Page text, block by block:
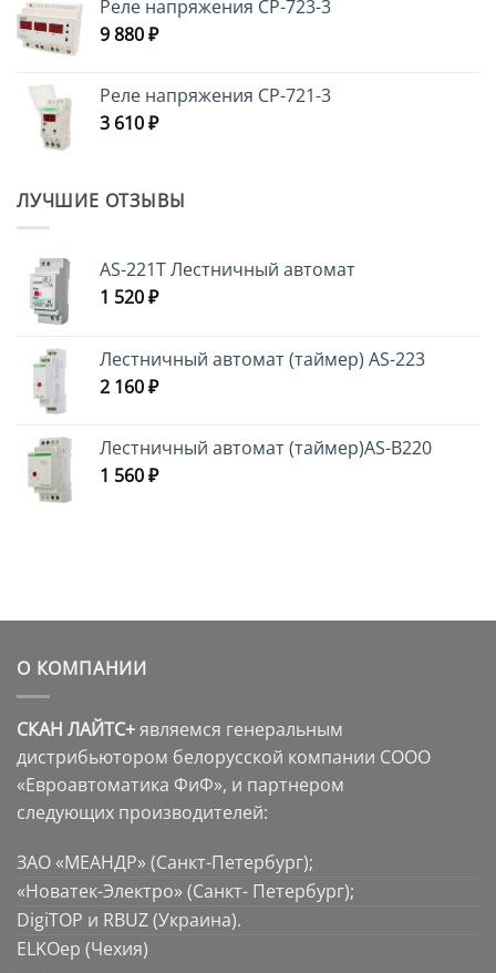
Реле напряжения CP-723-3
9 880₽
Реле напряжения CP-721-3
3 610₽
ЛУЧШИЕ ОТЗЫВЫ
AS-221T Лестничный автомат
1 520₽
Лестничный автомат (таймер) AS-223
2 160₽
Лестничный автомат (таймер)AS-B220
1 560₽
О КОМПАНИИ
СКАН ЛАЙТС+являемся генеральным
дистрибьютором белорусской компании СООО
«Евроавтоматика ФиФ», и партнером
следующих производителей:
ЗАО «МЕАНДР» (Санкт-Петербург);
«Новатек-Электро» (Санкт- Петербург);
DigiTOP и RBUZ (Украина).
ELKOep (Чехия)